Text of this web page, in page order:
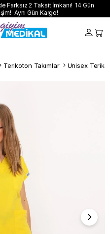
Farksız 2 Taksit İmkanı! 14 Gün
Aynı Gün Kargo!
Terikoton Takımlar